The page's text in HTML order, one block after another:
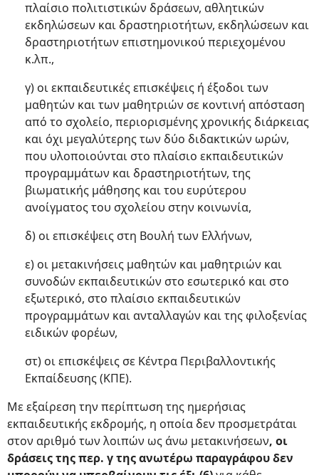
πλαίσιο πολιτιστικών δράσεων, αθλητικών
εκδηλώσεων και δραστηριοτήτων, εκδηλώσεων και
δραστηριοτήτων επιστημονικού περιεχομένου
κ.λπ.,
γ) οι εκπαιδευτικές επισκέψεις ή έξοδοι των
μαθητών και των μαθητριών σε κοντινή απόσταση
από το σχολείο, περιορισμένης χρονικής διάρκειας
και όχι μεγαλύτερης των δύο διδακτικών ωρών,
που υλοποιούνται στο πλαίσιο εκπαιδευτικών
προγραμμάτων και δραστηριοτήτων, της
βιωματικής μάθησης και του ευρύτερου
ανοίγματος του σχολείου στην κοινωνία,
δ) οι επισκέψεις στη Βουλή των Ελλήνων,
ε) οι μετακινήσεις μαθητών και μαθητριών και
συνοδών εκπαιδευτικών στο εσωτερικό και στο
εξωτερικό, στο πλαίσιο εκπαιδευτικών
προγραμμάτων και ανταλλαγών και της φιλοξενίας
ειδικών φορέων,
στ) οι επισκέψεις σε Κέντρα Περιβαλλοντικής
Εκπαίδευσης (ΚΠΕ).
Με εξαίρεση την περίπτωση της ημερήσιας
εκπαιδευτικής εκδρομής, η οποία δεν προσμετράται
στον αριθμό των λοιπών ως άνω μετακινήσεων, οι
δράσεις της περ. γ της ανωτέρω παραγράφου δεν